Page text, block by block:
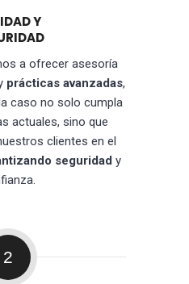
Y
a ofrecer asesoría
prácticas avanzadas,
caso no solo cumpla
actuales, sino que
clientes en el
seguridad y
2